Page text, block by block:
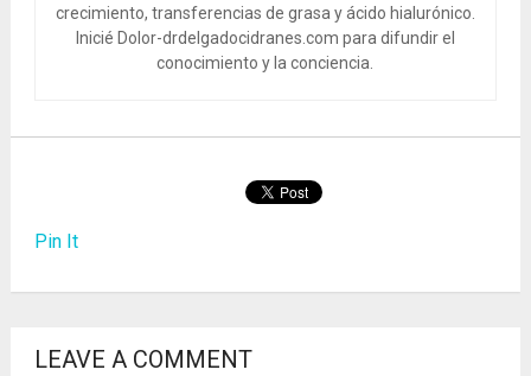
crecimiento, transferencias de grasa y ácido hialurónico.
Inicié Dolor-drdelgadocidranes.com para difundir el
conocimiento y la conciencia.
Pin It
LEAVE A COMMENT